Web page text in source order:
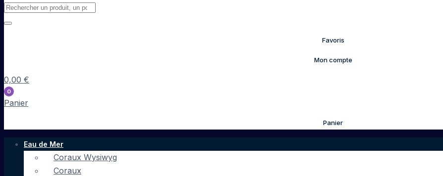
Favoris
Mon compte
0,00 €
0
Panier
Panier
Eau de Mer
Coraux Wysiwyg
Coraux